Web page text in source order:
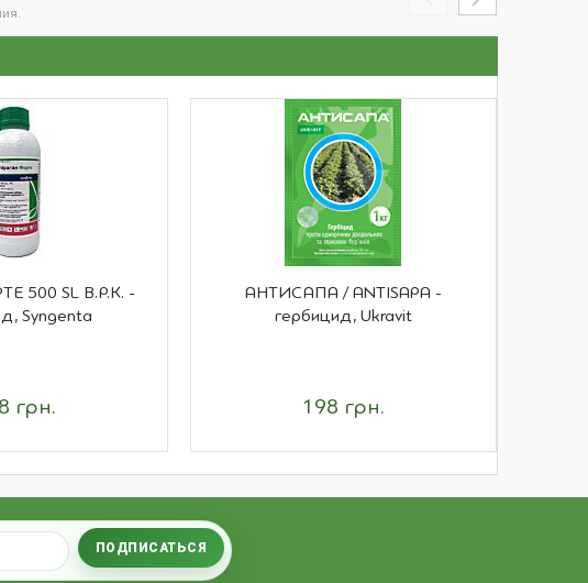
500 SL В.Р.К. -
Syngenta
грн.
АНТИСАПА / ANTISAPA -
гербицид, Ukravit
198 грн.
ПОДПИСАТЬСЯ